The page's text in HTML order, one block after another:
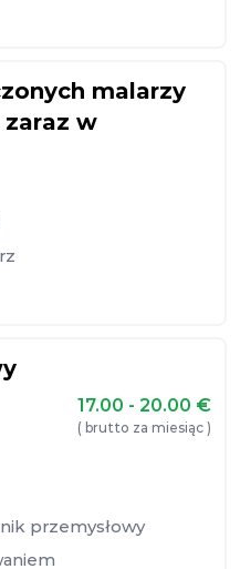
malarzy
zaraz w
17.00 - 20.00 €
( brutto za miesiąc )
przemysłowy